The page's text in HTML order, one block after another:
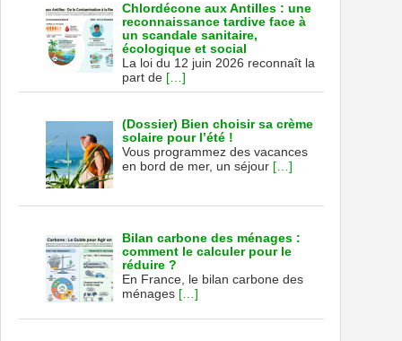
Chlordécone aux Antilles : une
reconnaissance tardive face à
un scandale sanitaire,
écologique et social
La loi du 12 juin 2026 reconnaît la
part de […]
(Dossier) Bien choisir sa crème
solaire pour l’été !
Vous programmez des vacances
en bord de mer, un séjour […]
Bilan carbone des ménages :
comment le calculer pour le
réduire ?
En France, le bilan carbone des
ménages […]